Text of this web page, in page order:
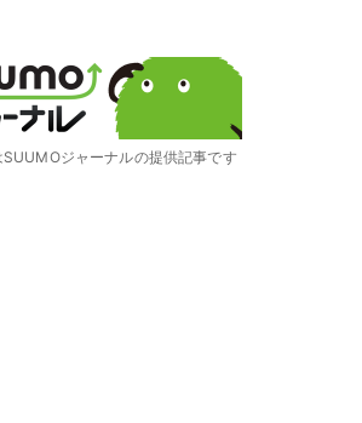
SUUMOジャーナルの提供記事です